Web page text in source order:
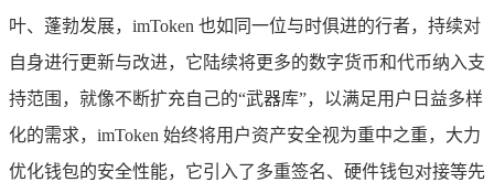
叶、蓬勃发展，imToken 也如同一位与时俱进的行者，持续对
自身进行更新与改进，它陆续将更多的数字货币和代币纳入支
持范围，就像不断扩充自己的“武器库”，以满足用户日益多样
化的需求，imToken 始终将用户资产安全视为重中之重，大力
优化钱包的安全性能，它引入了多重签名、硬件钱包对接等先